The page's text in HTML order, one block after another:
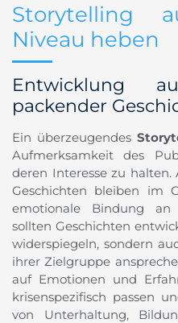
Storytelling
Niveau heben
Entwicklung
packender
Ein überzeugendes
Aufmerksamkeit des
deren Interesse zu
Geschichten bleiben im
emotionale Bindung
sollten Geschichten
widerspiegeln, sondern
ihrer Zielgruppe
auf Emotionen und
krisenspezifisch passen
von Unterhaltung,